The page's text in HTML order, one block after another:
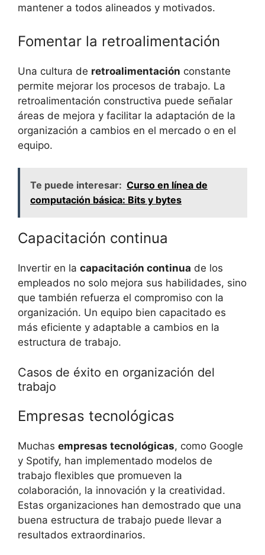
mantener a todos alineados y motivados.
Fomentar la retroalimentación
Una cultura de retroalimentación constante
permite mejorar los procesos de trabajo. La
retroalimentación constructiva puede señalar
áreas de mejora y facilitar la adaptación de la
organización a cambios en el mercado o en el
equipo.
Te puede interesar: Curso en línea de
computación básica: Bits y bytes
Capacitación continua
Invertir en la capacitación continua de los
empleados no solo mejora sus habilidades, sino
que también refuerza el compromiso con la
organización. Un equipo bien capacitado es
más eficiente y adaptable a cambios en la
estructura de trabajo.
Casos de éxito en organización del
trabajo
Empresas tecnológicas
Muchas empresas tecnológicas, como Google
y Spotify, han implementado modelos de
trabajo flexibles que promueven la
colaboración, la innovación y la creatividad.
Estas organizaciones han demostrado que una
buena estructura de trabajo puede llevar a
resultados extraordinarios.